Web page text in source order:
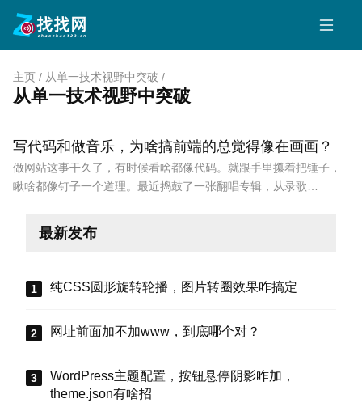
主页 / 从单一技术视野中突破 /
从单一技术视野中突破
写代码和做音乐，为啥搞前端的总觉得像在画画？
做网站这事干久了，有时候看啥都像代码。就跟手里攥着把锤子，
瞅啥都像钉子一个道理。最近捣鼓了一张翻唱专辑，从录歌…
最新发布
纯CSS圆形旋转轮播，图片转圈效果咋搞定
网址前面加不加www，到底哪个对？
WordPress主题配置，按钮悬停阴影咋加，
theme.json有啥招